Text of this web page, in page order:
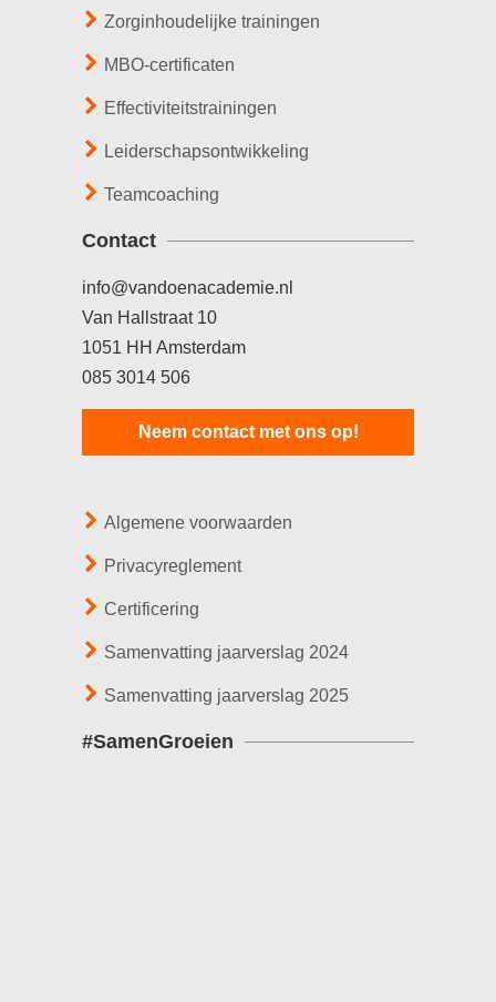
Zorginhoudelijke trainingen
MBO-certificaten
Effectiviteitstrainingen
Leiderschapsontwikkeling
Teamcoaching
Contact
info@vandoenacademie.nl
Van Hallstraat 10
1051 HH Amsterdam
085 3014 506
Neem contact met ons op!
Algemene voorwaarden
Privacyreglement
Certificering
Samenvatting jaarverslag 2024
Samenvatting jaarverslag 2025
#SamenGroeien